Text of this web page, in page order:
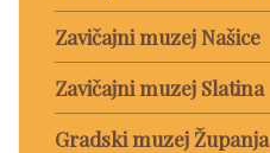
Zavičajni muzej Našice
Zavičajni muzej Slatina
Gradski muzej Županja